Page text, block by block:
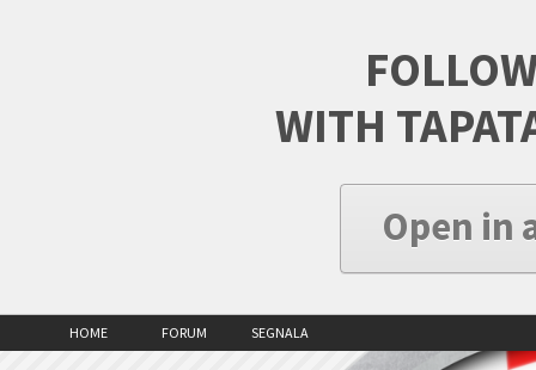
WITH
Open in
HOME FORUM SEGNALA